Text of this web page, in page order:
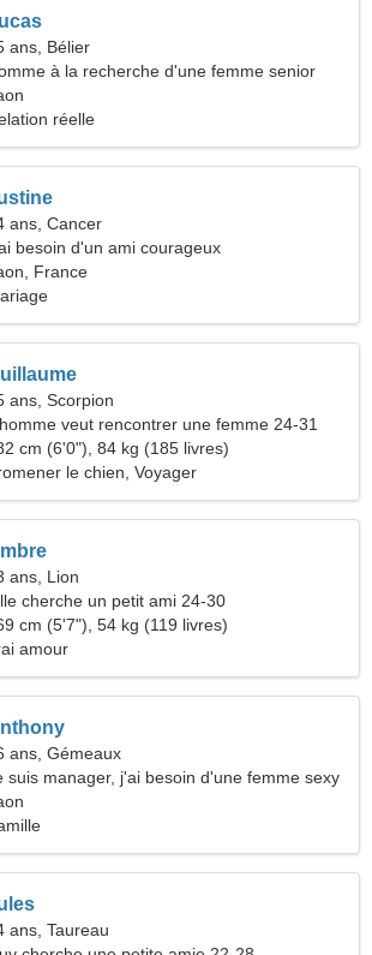
ans, Bélier
à la recherche d'une femme senior
réelle
ans, Cancer
besoin d'un ami courageux
France
ans, Scorpion
veut rencontrer une femme 24-31
cm (6'0"), 84 kg (185 livres)
le chien, Voyager
ans, Lion
cherche un petit ami 24-30
cm (5'7"), 54 kg (119 livres)
amour
ans, Gémeaux
suis manager, j'ai besoin d'une femme sexy
ans, Taureau